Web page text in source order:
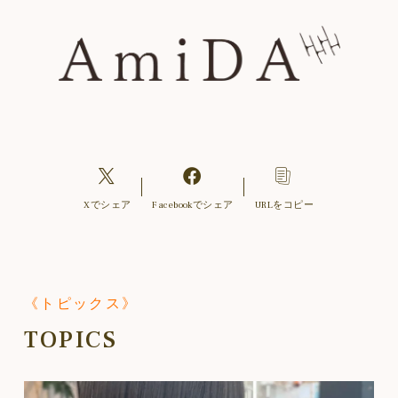
Xでシェア Facebookでシェア URLをコピー
《トピックス》
TOPICS